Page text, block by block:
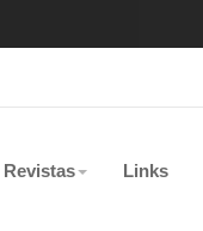
Revistas Links